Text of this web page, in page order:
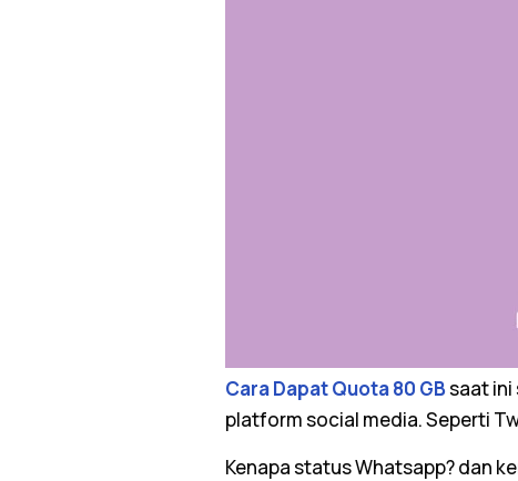
Cara Dapat Quota 80 GBsaat ini
platformsocial media. Seperti
Kenapa status Whatsapp? dan